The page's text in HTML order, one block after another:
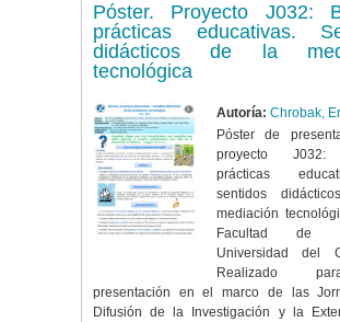
Póster. Proyecto J032:
prácticas educativas.
didácticos de la
tecnológica
Autoría: Chrobak,
Póster de
proyecto J032:
prácticas
sentidos
mediación
Facultad de
Universidad del
Realizado
presentación en el marco de las
Difusión de la Investigación y la